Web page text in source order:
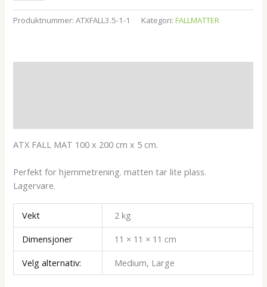
Produktnummer:ATXFALL3.5-1-1 Kategori:FALLMATTER
ATX FALL MAT 100 x 200 cm x 5 cm.
Perfekt for hjemmetrening. matten tar lite plass.
Lagervare.
Vekt
2 kg
Dimensjoner
11 × 11 × 11 cm
Velg alternativ:
Medium, Large